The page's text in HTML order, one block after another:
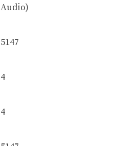
Audio)
5147
4
4